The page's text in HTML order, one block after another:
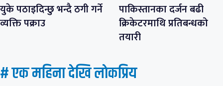
युके पठाइदिन्छु भन्दै ठगी गर्ने
व्यक्ति पक्राउ
पाकिस्तानका दर्जन बढी
क्रिकेटरमाथि प्रतिबन्धको
तयारी
# एक महिना देखि लाेकप्रिय